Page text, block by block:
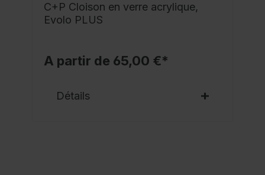
C+P Cloison en verre acrylique,
Evolo PLUS
A partir de 65,00 €*
Détails